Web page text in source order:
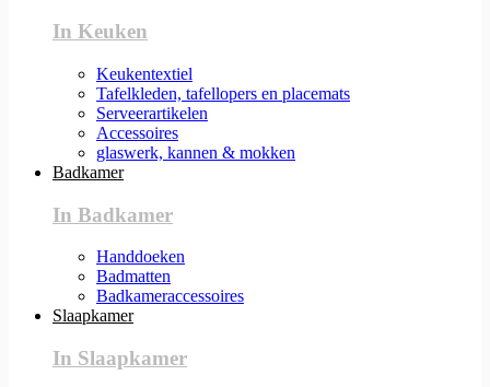
In Keuken
Keukentextiel
Tafelkleden, tafellopers en placemats
Serveerartikelen
Accessoires
glaswerk, kannen & mokken
Badkamer
In Badkamer
Handdoeken
Badmatten
Badkameraccessoires
Slaapkamer
In Slaapkamer